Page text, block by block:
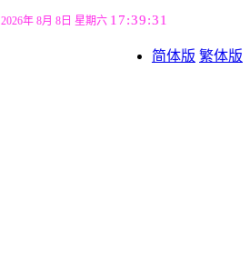
2026年 8月 8日 星期六 17:39:32
简体版 繁体版